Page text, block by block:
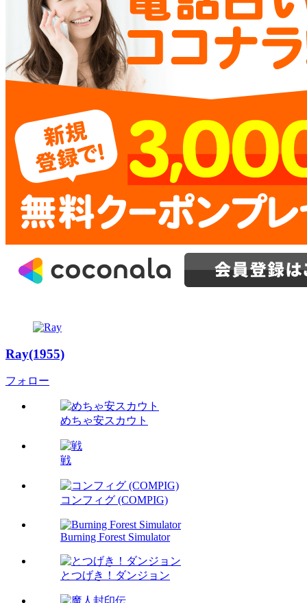
Ray(1955)
フォロー
めちゃ安スカウト
戦
コンフィグ (COMPIG)
Burning Forest Simulator
とつげき！ダンジョン